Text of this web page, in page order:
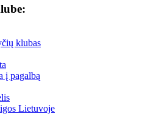
klubas
į pagalbą
Lietuvoje